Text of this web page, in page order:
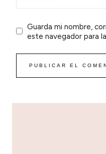
Guarda mi nombre,
este navegador para